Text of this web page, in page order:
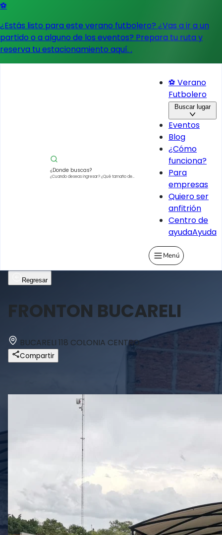
⚽
¿Estás listo para este verano futbolero? ¿Vas a ir a un
partido o a alguno de los eventos? Prepara tu ruta y
reserva tu estacionamiento aquí. .
¿Donde buscas?
¿Cuando deseas ingresar?¿Qué tamaño de
⚽ Verano
Futbolero
Buscar lugar
Eventos
Blog
¿Cómo
funciona?
Para
empresas
Quiero ser
anfitrión
Centro de
ayudaAyuda
Menú
Regresar
FRONTON BUCARELI
BUCARELI 118 COLONIA CENTRO
Compartir